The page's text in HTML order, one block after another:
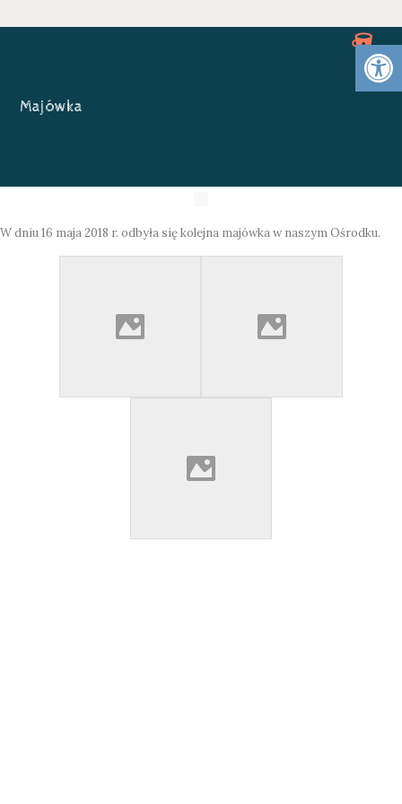
Majówka
W dniu 16 maja 2018 r. odbyła się kolejna majówka w naszym Ośrodku.